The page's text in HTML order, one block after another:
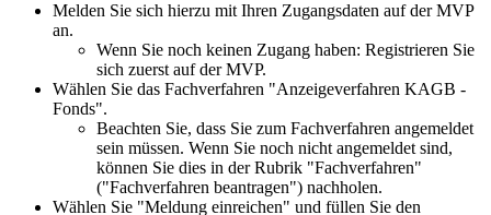
Melden Sie sich hierzu mit Ihren Zugangsdaten auf der MVP
an.
Wenn Sie noch keinen Zugang haben: Registrieren Sie
sich zuerst auf der MVP.
Wählen Sie das Fachverfahren "Anzeigeverfahren KAGB -
Fonds".
Beachten Sie, dass Sie zum Fachverfahren angemeldet
sein müssen. Wenn Sie noch nicht angemeldet sind,
können Sie dies in der Rubrik "Fachverfahren"
("Fachverfahren beantragen") nachholen.
Wählen Sie "Meldung einreichen" und füllen Sie den